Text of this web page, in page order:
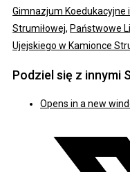
Gimnazjum Koedukacyjne
Strumiłowej, Państwowe
Ujejskiego w Kamionce
Podziel się z innymi
Opens in a new